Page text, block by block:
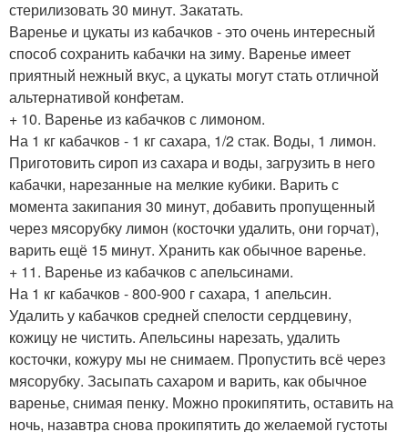
стерилизовать 30 минут. Закатать.
Варенье и цукаты из кабачков - это очень интересный
способ сохранить кабачки на зиму. Варенье имеет
приятный нежный вкус, а цукаты могут стать отличной
альтернативой конфетам.
+ 10. Варенье из кабачков с лимоном.
На 1 кг кабачков - 1 кг сахара, 1/2 стак. Воды, 1 лимон.
Приготовить сироп из сахара и воды, загрузить в него
кабачки, нарезанные на мелкие кубики. Варить с
момента закипания 30 минут, добавить пропущенный
через мясорубку лимон (косточки удалить, они горчат),
варить ещё 15 минут. Хранить как обычное варенье.
+ 11. Варенье из кабачков с апельсинами.
На 1 кг кабачков - 800-900 г сахара, 1 апельсин.
Удалить у кабачков средней спелости сердцевину,
кожицу не чистить. Апельсины нарезать, удалить
косточки, кожуру мы не снимаем. Пропустить всё через
мясорубку. Засыпать сахаром и варить, как обычное
варенье, снимая пенку. Можно прокипятить, оставить на
ночь, назавтра снова прокипятить до желаемой густоты